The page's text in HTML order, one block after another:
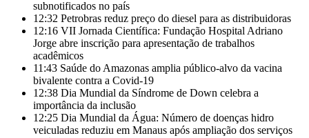
subnotificados no país
12:32 Petrobras reduz preço do diesel para as distribuidoras
12:16 VII Jornada Científica: Fundação Hospital Adriano
Jorge abre inscrição para apresentação de trabalhos
acadêmicos
11:43 Saúde do Amazonas amplia público-alvo da vacina
bivalente contra a Covid-19
12:38 Dia Mundial da Síndrome de Down celebra a
importância da inclusão
12:25 Dia Mundial da Água: Número de doenças hidro
veiculadas reduziu em Manaus após ampliação dos serviços